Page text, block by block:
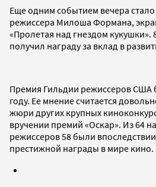
Еще одним событием вечера
режиссера Милоша Формана,
«Пролетая над гнездом
получил награду за вклад в
Премия Гильдии режиссеров США
году. Ее мнение считается
жюри других крупных
вручении премий «Оскар». Из 64
режиссеров 58 были
престижной награды в мире кино.